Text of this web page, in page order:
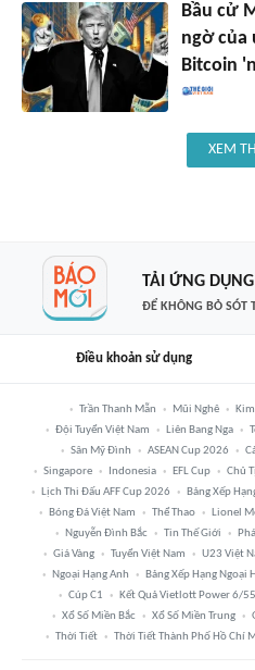
Bầu cử
ngờ của
Bitcoin
XEM
TẢI ỨNG
ĐỂ KHÔNG BỎ SÓT
Điều khoản sử dụng
Trần Thanh Mẫn Mũi Nghê
Đội Tuyển Việt Nam
Liên Bang Nga
Sân Mỹ Đình
ASEAN Cup 2026
Singapore
Indonesia EFL Cup Chủ
Lịch Thi Đấu AFF Cup 2026
Bảng Xếp
Bóng Đá Việt Nam
Thể Thao Lionel
Nguyễn Đình Bắc
Tin Thế Giới
Giá Vàng
Tuyển Việt Nam U23 Việt
Ngoại Hạng Anh
Bảng Xếp Hạng Ngoại
Cúp C1
Kết Quả Vietlott Power 6/55
Xổ Số Miền Bắc
Xổ Số Miền Trung
Thời Tiết
Thời Tiết Thành Phố Hồ Chí